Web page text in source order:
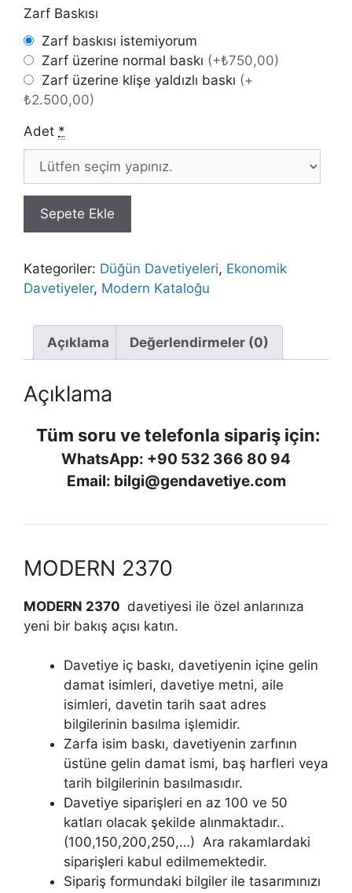
Zarf Baskısı
Zarf baskısı istemiyorum
Zarf üzerine normal baskı (+₺750,00)
Zarf üzerine klişe yaldızlı baskı (+
₺2.500,00)
Adet *
Sepete Ekle
Kategoriler: Düğün Davetiyeleri, Ekonomik
Davetiyeler, Modern Kataloğu
Açıklama Değerlendirmeler (0)
Açıklama
Tüm soru ve telefonla sipariş için:
WhatsApp: +90 532 366 80 94
Email: bilgi@gendavetiye.com
MODERN 2370
MODERN 2370 davetiyesi ile özel anlarınıza
yeni bir bakış açısı katın.
Davetiye iç baskı, davetiyenin içine gelin
damat isimleri, davetiye metni, aile
isimleri, davetin tarih saat adres
bilgilerinin basılma işlemidir.
Zarfa isim baskı, davetiyenin zarfının
üstüne gelin damat ismi, baş harfleri veya
tarih bilgilerinin basılmasıdır.
Davetiye siparişleri en az 100 ve 50
katları olacak şekilde alınmaktadır..
(100,150,200,250,…) Ara rakamlardaki
siparişleri kabul edilmemektedir.
Sipariş formundaki bilgiler ile tasarımınızı